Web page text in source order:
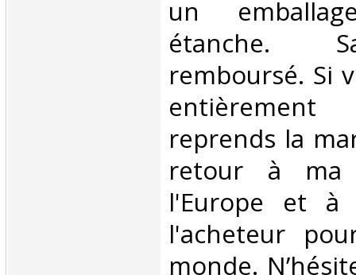
un
étanche.
remboursé. Si
reprends la
retour à ma
l'Europe et à
l'acheteur
monde.